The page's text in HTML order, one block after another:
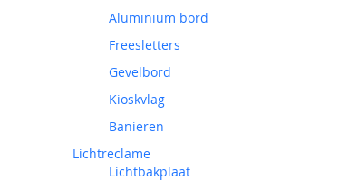
Aluminium bord
Freesletters
Gevelbord
Kioskvlag
Banieren
Lichtreclame
Lichtbakplaat